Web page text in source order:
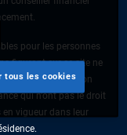
pour les personnes
figurant sur ce site ne
ni une sollicitation
qui n'ont pas le droit
vigueur dans leur
tous les cookies